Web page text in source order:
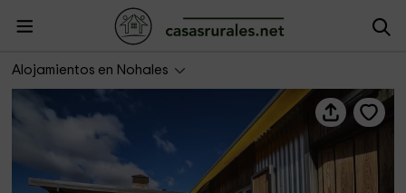
Alojamientos en Nohales
Cuencaloft Los Gancheros